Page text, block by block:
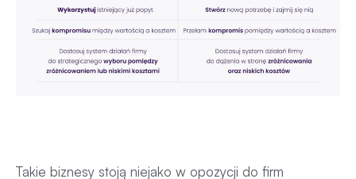
Takie biznesy stoją niejako w opozycji do firm